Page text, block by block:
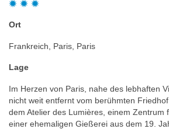
Ort
Frankreich, Paris, Paris
Lage
Im Herzen von Paris, nahe des lebhaften
nicht weit entfernt vom berühmten
dem Atelier des Lumières, einem Zentrum
einer ehemaligen Gießerei aus dem 19.